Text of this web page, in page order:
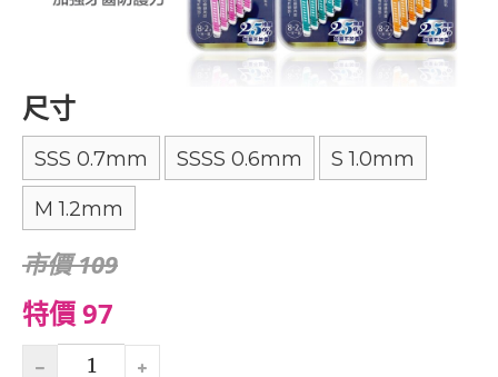
尺寸
SSS 0.7mm SSSS 0.6mm S 1.0mm
M 1.2mm
市價 109
特價 97